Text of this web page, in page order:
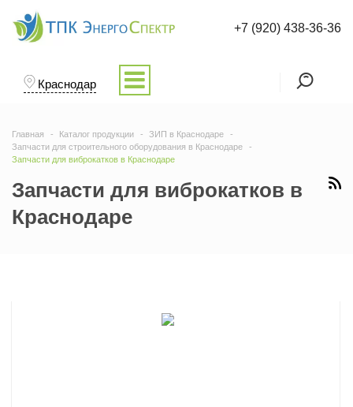
Краснодар
+7 (920) 438-36-36
Главная Каталог продукции
ЗИП в Краснодаре
Запчасти для строительного оборудования в Краснодаре
Запчасти для виброкатков в Краснодаре
Запчасти для виброкатков в
Краснодаре